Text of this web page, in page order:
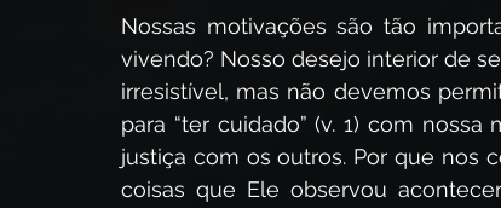
Nossas motivações são tão
vivendo? Nosso desejo interior de
irresistível, mas não devemos
para “ter cuidado” (v. 1) com
justiça com os outros. Por que nos
coisas que Ele observou